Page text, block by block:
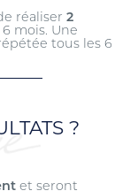
réaliser 2
mois. Une
tous les 6
?
et seront